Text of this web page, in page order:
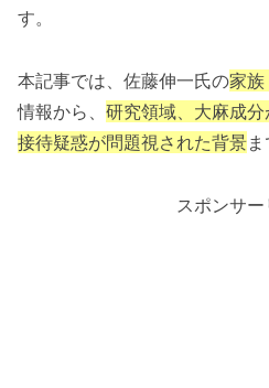
す。
本記事では、佐藤伸一氏の家族
情報から、 研究領域、大麻成
接待疑惑が問題視された背景
スポンサー